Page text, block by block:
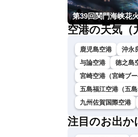
第39回関門海峡花
空港の天気（
鹿児島空港 沖永
与論空港
徳之島
宮崎空港（宮崎ブー
五島福江空港（五島
九州佐賀国際空港
注目のお出か